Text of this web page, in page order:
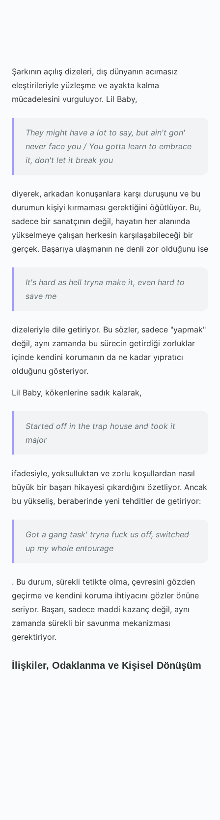
Şarkının açılış dizeleri, dış dünyanın acımasız
eleştirileriyle yüzleşme ve ayakta kalma
mücadelesini vurguluyor. Lil Baby,
They might have a lot to say, but ain't gon'
never face you / You gotta learn to embrace
it, don't let it break you
diyerek, arkadan konuşanlara karşı duruşunu ve bu
durumun kişiyi kırmaması gerektiğini öğütlüyor. Bu,
sadece bir sanatçının değil, hayatın her alanında
yükselmeye çalışan herkesin karşılaşabileceği bir
gerçek. Başarıya ulaşmanın ne denli zor olduğunu ise
It's hard as hell tryna make it, even hard to
save me
dizeleriyle dile getiriyor. Bu sözler, sadece "yapmak"
değil, aynı zamanda bu sürecin getirdiği zorluklar
içinde kendini korumanın da ne kadar yıpratıcı
olduğunu gösteriyor.
Lil Baby, kökenlerine sadık kalarak,
Started off in the trap house and took it
major
ifadesiyle, yoksulluktan ve zorlu koşullardan nasıl
büyük bir başarı hikayesi çıkardığını özetliyor. Ancak
bu yükseliş, beraberinde yeni tehditler de getiriyor:
Got a gang task' tryna fuck us off, switched
up my whole entourage
. Bu durum, sürekli tetikte olma, çevresini gözden
geçirme ve kendini koruma ihtiyacını gözler önüne
seriyor. Başarı, sadece maddi kazanç değil, aynı
zamanda sürekli bir savunma mekanizması
gerektiriyor.
İlişkiler, Odaklanma ve Kişisel Dönüşüm